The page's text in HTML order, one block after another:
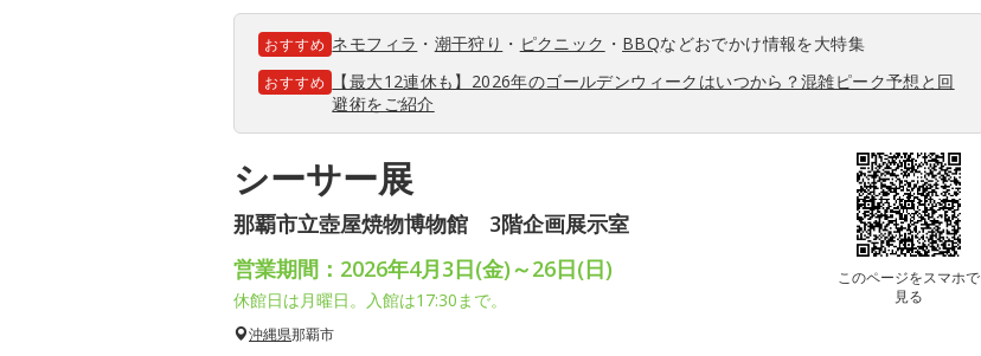
おすすめ ネモフィラ ・ 潮干狩り ・ ピクニック ・ BBQなどおでかけ情報を大特集
おすすめ
【最大12連休も】2026年のゴールデンウィークはいつから？混雑ピーク予想と回
避術をご紹介
シーサー展
那覇市立壺屋焼物博物館 3階企画展示室
このページをスマホで
見る
営業期間：2026年4月3日(金)～26日(日)
休館日は月曜日。入館は17:30まで。
沖縄県那覇市